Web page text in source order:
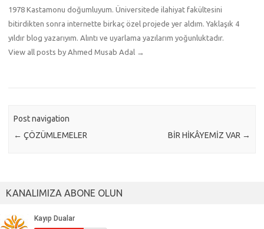
1978 Kastamonu doğumluyum. Üniversitede ilahiyat fakültesini
bitirdikten sonra internette birkaç özel projede yer aldım. Yaklaşık 4
yıldır blog yazarıyım. Alıntı ve uyarlama yazılarım yoğunluktadır.
View all posts by Ahmed Musab Adal →
Post navigation
← ÇÖZÜMLEMELER BİR HİKÂYEMİZ VAR →
KANALIMIZA ABONE OLUN